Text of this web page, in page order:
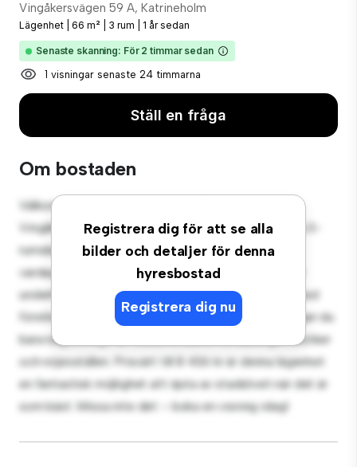
Vingåkersvägen 59 A, Katrineholm
Lägenhet 66 m² 3 rum 1 år sedan
Senaste skanning: För 2 timmar sedan
1 visningar senaste 24 timmarna
Ställ en fråga
Om bostaden
Registrera dig för att se alla
bilder och detaljer för denna
hyresbostad
Registrera dig nu
Välkommen till ditt nya urbana tillflyktsort på
Vingåkersvägen 59 A, Katrineholm! Denna moderna 3-
rumslägenhet erbjuder ett elegant och mysigt
vardagsrum. Den öppna planlösningen är perfekt för
underhållning, och det eleganta köket är utrustat med
förstklassiga apparater. Med sitt utmärkta läge ligger du
bara några steg från stadens bästa restauranger, butiker
och nöjesställen. Prisvärt till 8 436 kr är denna lägenhet
en fantastisk möjlighet att njuta av stadslivet när det är
som bäst. Missa inte det – boka en visning idag!